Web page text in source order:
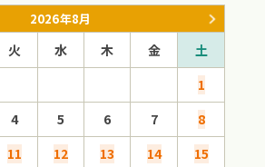
2026年8月
火 水 木 金
土
1
4 5 6 7
8
11 12 13 14
15